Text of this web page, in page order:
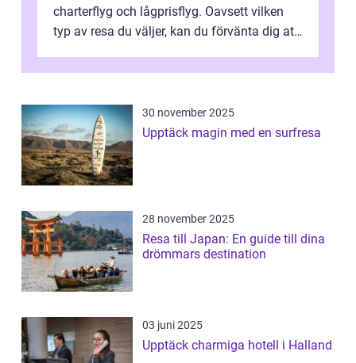
charterflyg och lågprisflyg. Oavsett vilken
typ av resa du väljer, kan du förvänta dig att
30 november 2025
Upptäck magin med en surfresa
28 november 2025
Resa till Japan: En guide till dina
drömmars destination
03 juni 2025
Upptäck charmiga hotell i Halland